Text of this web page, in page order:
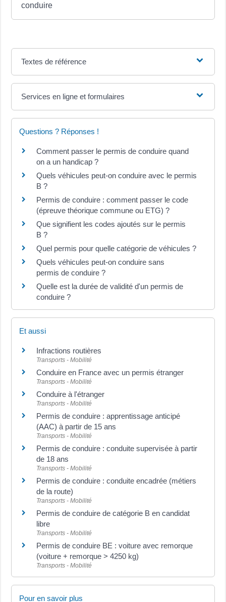
conduire
Textes de référence
Services en ligne et formulaires
Questions ? Réponses !
Comment passer le permis de conduire quand
on a un handicap ?
Quels véhicules peut-on conduire avec le permis
B ?
Permis de conduire : comment passer le code
(épreuve théorique commune ou ETG) ?
Que signifient les codes ajoutés sur le permis
B ?
Quel permis pour quelle catégorie de véhicules ?
Quels véhicules peut-on conduire sans
permis de conduire ?
Quelle est la durée de validité d'un permis de
conduire ?
Et aussi
Infractions routières
Transports - Mobilité
Conduire en France avec un permis étranger
Transports - Mobilité
Conduire à l'étranger
Transports - Mobilité
Permis de conduire : apprentissage anticipé
(AAC) à partir de 15 ans
Transports - Mobilité
Permis de conduire : conduite supervisée à partir
de 18 ans
Transports - Mobilité
Permis de conduire : conduite encadrée (métiers
de la route)
Transports - Mobilité
Permis de conduire de catégorie B en candidat
libre
Transports - Mobilité
Permis de conduire BE : voiture avec remorque
(voiture + remorque > 4250 kg)
Transports - Mobilité
Pour en savoir plus